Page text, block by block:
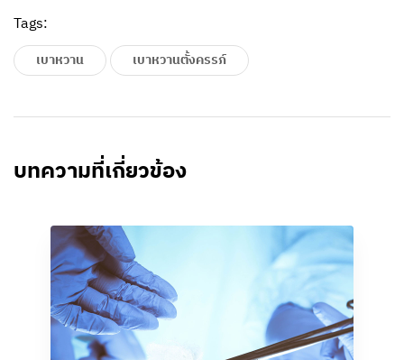
Tags:
เบาหวาน เบาหวานตั้งครรภ์
บทความที่เกี่ยวข้อง